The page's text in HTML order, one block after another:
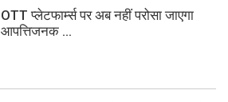
OTT प्लेटफार्म्स पर अब नहीं परोसा जाएगा
आपत्तिजनक ...